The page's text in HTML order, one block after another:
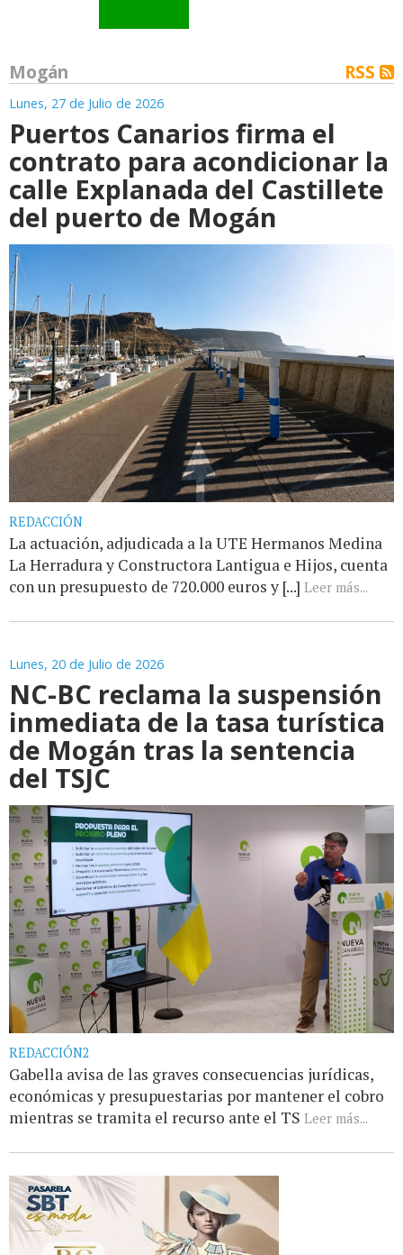
Mogán RSS
Lunes, 27 de Julio de 2026
Puertos Canarios firma el
contrato para acondicionar la
calle Explanada del Castillete
del puerto de Mogán
REDACCIÓN
La actuación, adjudicada a la UTE Hermanos Medina
La Herradura y Constructora Lantigua e Hijos, cuenta
con un presupuesto de 720.000 euros y [...] Leer más...
Lunes, 20 de Julio de 2026
NC-BC reclama la suspensión
inmediata de la tasa turística
de Mogán tras la sentencia
del TSJC
REDACCIÓN2
Gabella avisa de las graves consecuencias jurídicas,
económicas y presupuestarias por mantener el cobro
mientras se tramita el recurso ante el TS Leer más...